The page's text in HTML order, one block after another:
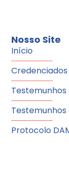
Nosso Site
Início
Credenciados
Testemunhos
Protocolo